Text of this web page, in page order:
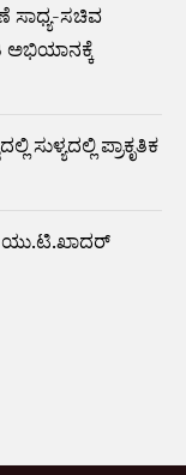
ಸಾಧ್ಯ-ಸಚಿವ
ಅಭಿಯಾನಕ್ಕೆ
ಸುಳ್ಯದಲ್ಲಿ ಪ್ರಾಕೃತಿಕ
ಯು.ಟಿ.ಖಾದರ್